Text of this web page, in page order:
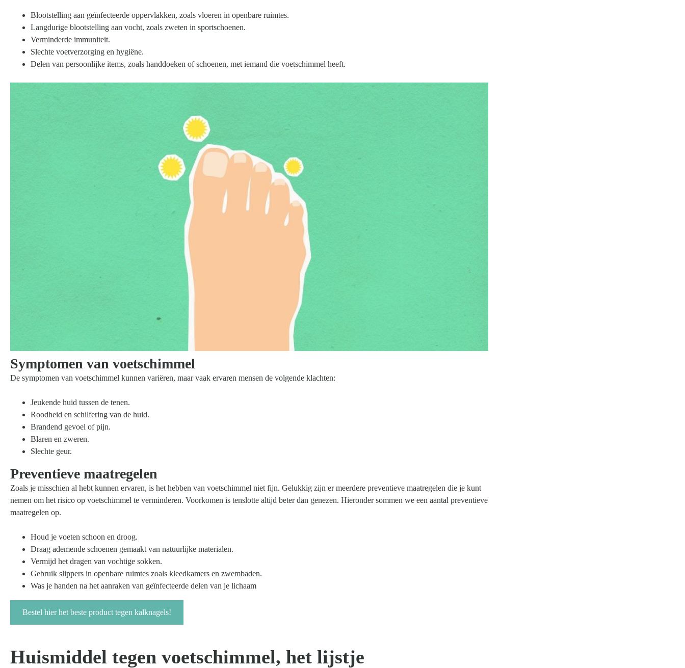
Blootstelling aan geïnfecteerde oppervlakken, zoals vloeren in openbare ruimtes.
Langdurige blootstelling aan vocht, zoals zweten in sportschoenen.
Verminderde immuniteit.
Slechte voetverzorging en hygiëne.
Delen van persoonlijke items, zoals handdoeken of schoenen, met iemand die voetschimmel heeft.
Symptomen van voetschimmel
De symptomen van voetschimmel kunnen variëren, maar vaak ervaren mensen de volgende klachten:
Jeukende huid tussen de tenen.
Roodheid en schilfering van de huid.
Brandend gevoel of pijn.
Blaren en zweren.
Slechte geur.
Preventieve maatregelen
Zoals je misschien al hebt kunnen ervaren, is het hebben van voetschimmel niet fijn. Gelukkig zijn er meerdere preventieve maatregelen die je kunt
nemen om het risico op voetschimmel te verminderen. Voorkomen is tenslotte altijd beter dan genezen. Hieronder sommen we een aantal preventieve
maatregelen op.
Houd je voeten schoon en droog.
Draag ademende schoenen gemaakt van natuurlijke materialen.
Vermijd het dragen van vochtige sokken.
Gebruik slippers in openbare ruimtes zoals kleedkamers en zwembaden.
Was je handen na het aanraken van geïnfecteerde delen van je lichaam
Bestel hier het beste product tegen kalknagels!
Huismiddel tegen voetschimmel, het lijstje